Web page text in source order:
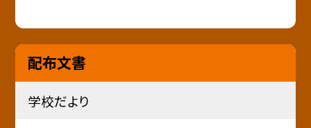
配布文書
学校だより